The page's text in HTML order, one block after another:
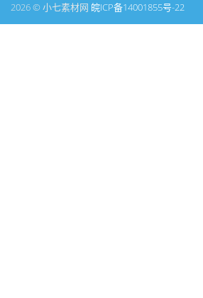
2026 © 小七素材网 皖ICP备14001855号-22